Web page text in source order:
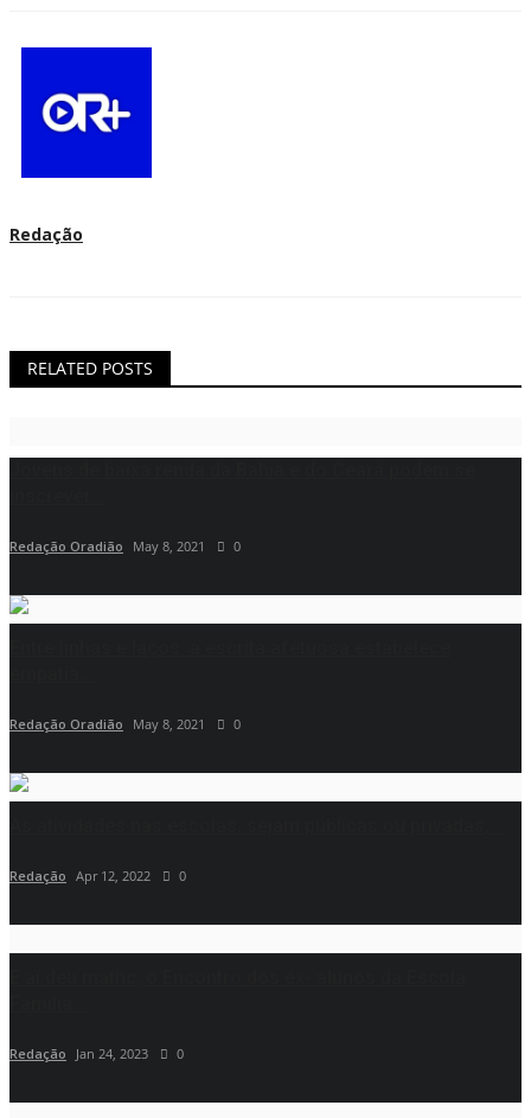
Redação
RELATED POSTS
Redação Oradião May 8, 2021 0
Redação Oradião May 8, 2021 0
Redação Apr 12, 2022 0
Redação Jan 24, 2023 0